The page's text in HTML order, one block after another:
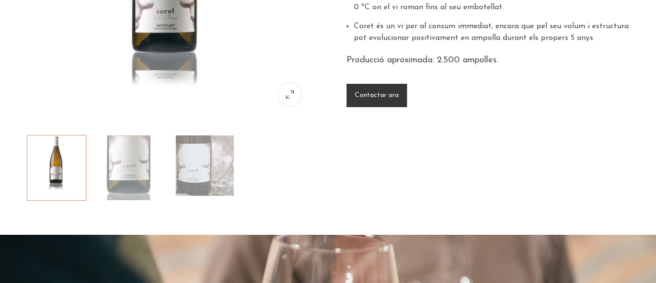
0 ºC on el vi roman fins al seu embotellat.
Coret és un vi per al consum immediat, encara que pel seu volum i estructura
pot evolucionar positivament en ampolla durant els propers 5 anys.
Producció aproximada: 2.500 ampolles.
Contactar ara